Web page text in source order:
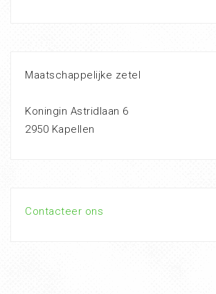
Maatschappelijke zetel
Koningin Astridlaan 6
2950 Kapellen
Contacteer ons